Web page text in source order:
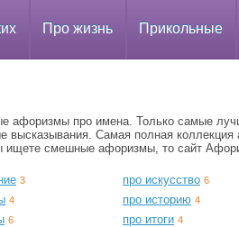
Про жизнь Прикольные
афоризмы про имена. Только самые
высказывания. Самая полная
ищете смешные афоризмы, то сайт
3
4
6
про искусство 6
про историю 4
про итоги 4